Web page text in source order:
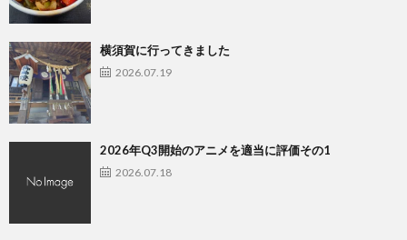
横須賀に行ってきました
2026.07.19
2026年Q3開始のアニメを適当に評価その1
2026.07.18